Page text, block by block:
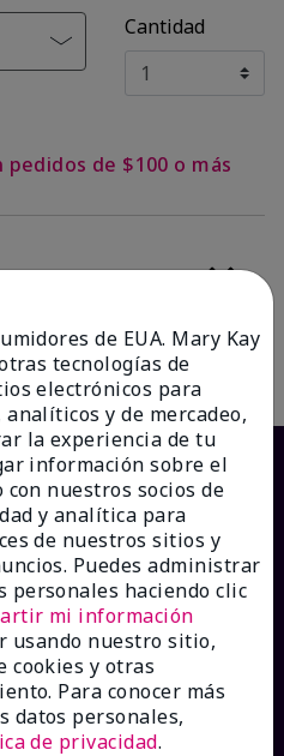
Cantidad
de $100 o más
de EUA. Mary Kay
tecnologías de
electrónicos para
y de mercadeo,
la experiencia de tu
información sobre el
nuestros socios de
y analítica para
de nuestros sitios y
Puedes administrar
personales haciendo clic
mi información
usando nuestro sitio,
cookies y otras
Para conocer más
datos personales,
de privacidad.